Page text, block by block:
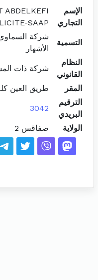
الإسم
التجاري
ABDELKEFI
SAAP
التسمية
شركة السماوي
الأشهار
النظام
القانوني
شركة ذات
المقر
طريق العين كلم 7.5 صفاقس
الترقيم
البريدي
3042
الولاية صفاقس 2